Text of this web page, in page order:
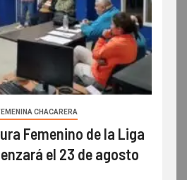
CHACARERA
Femenino de la Liga
el 23 de agosto